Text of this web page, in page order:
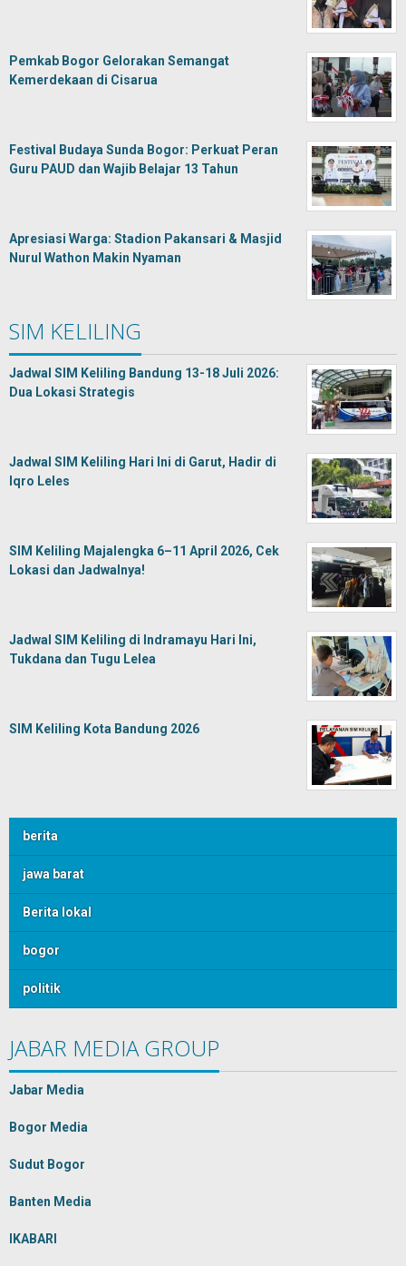
Pemkab Bogor Gelorakan Semangat
Kemerdekaan di Cisarua
Festival Budaya Sunda Bogor: Perkuat Peran
Guru PAUD dan Wajib Belajar 13 Tahun
Apresiasi Warga: Stadion Pakansari & Masjid
Nurul Wathon Makin Nyaman
SIM KELILING
Jadwal SIM Keliling Bandung 13-18 Juli 2026:
Dua Lokasi Strategis
Jadwal SIM Keliling Hari Ini di Garut, Hadir di
Iqro Leles
SIM Keliling Majalengka 6–11 April 2026, Cek
Lokasi dan Jadwalnya!
Jadwal SIM Keliling di Indramayu Hari Ini,
Tukdana dan Tugu Lelea
SIM Keliling Kota Bandung 2026
berita
jawa barat
Berita lokal
bogor
politik
JABAR MEDIA GROUP
Jabar Media
Bogor Media
Sudut Bogor
Banten Media
IKABARI